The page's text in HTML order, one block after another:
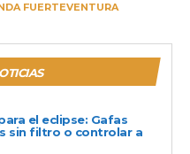
FUERTEVENTURA
el eclipse: Gafas
sin filtro o controlar a